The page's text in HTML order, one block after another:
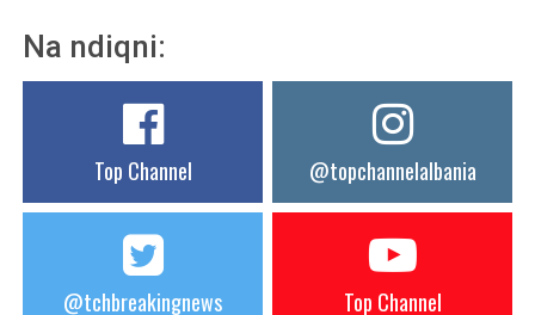
Na ndiqni:
Top Channel @topchannelalbania
@tchbreakingnews Top Channel